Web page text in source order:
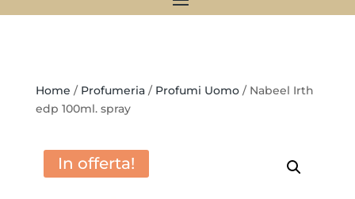
Home / Profumeria/ Profumi Uomo/ Nabeel Irth
edp 100ml. spray
In offerta!